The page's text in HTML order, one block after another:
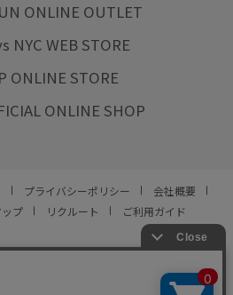
ONLINE OUTLET
NYC WEB STORE
ONLINE STORE
ONLINE SHOP
プライバシーポリシー
会社概要
プ リクルート ご利用ガイド